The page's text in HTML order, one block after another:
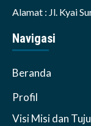
Alamat : Jl. Kyai
Navigasi
Beranda
Profil
Visi Misi dan